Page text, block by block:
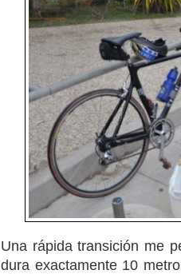
Una rápida transición me
dura exactamente 10